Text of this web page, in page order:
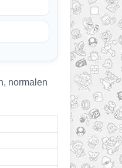
normalen